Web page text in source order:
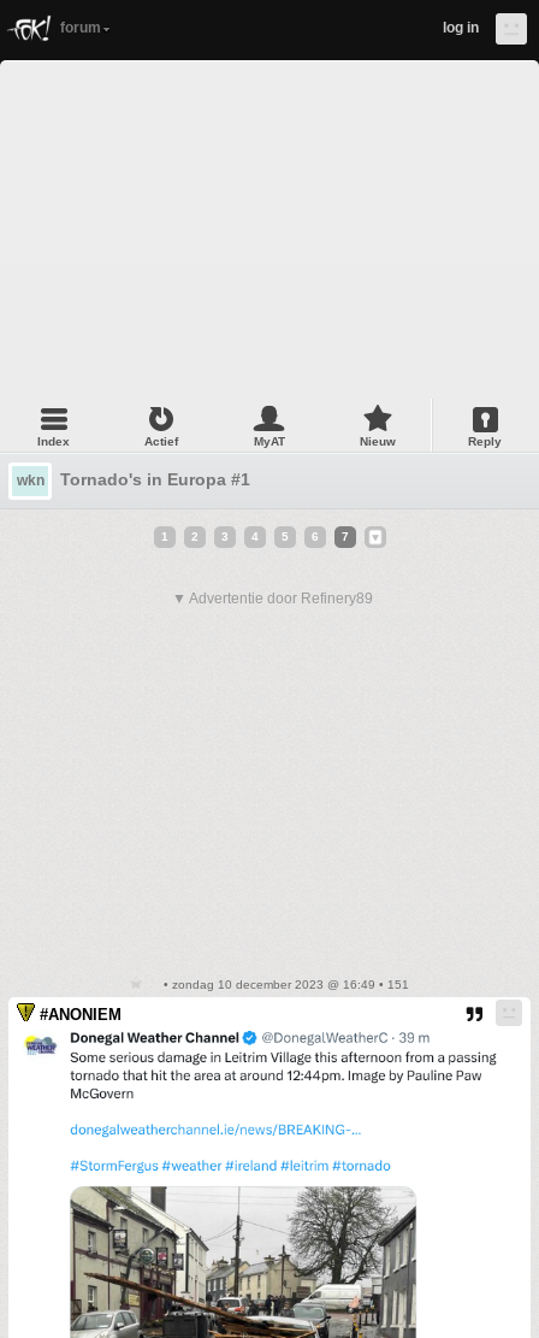
forum log in
Index Actief MyAT Nieuw Reply
wkn Tornado's in Europa #1
1 2 3 4 5 6 7
▼ Advertentie door Refinery89
• zondag 10 december 2023 @ 16:49 • 151
#ANONIEM